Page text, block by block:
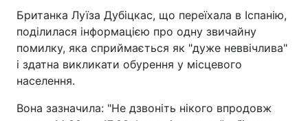
Британка Луїза Дубіцкас, що переїхала в Іспанію,
поділилася інформацією про одну звичайну
помилку, яка сприймається як "дуже неввічлива"
і здатна викликати обурення у місцевого
населення.
Вона зазначила: "Не дзвоніть нікого впродовж